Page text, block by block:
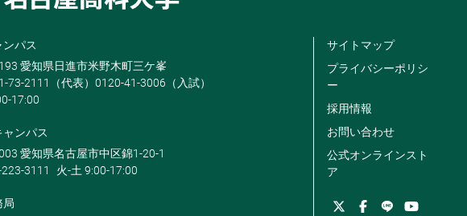
ンパス
愛知県日進市米野木町三ケ峯
73-2111（代表）0120-41-3006（入試）
17:00
ンパス
愛知県名古屋市中区錦1-20-1
3111
火-土 9:00-17:00
局
サイトマップ
プライバシーポリシ
ー
採用情報
お問い合わせ
公式オンラインスト
ア